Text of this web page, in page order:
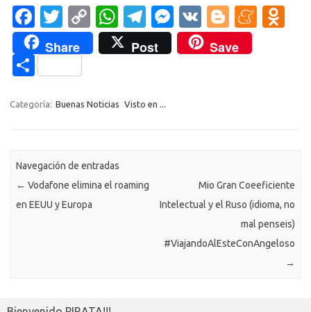
invierte en el registro y…
Fa
c
e
b
o
T
w
it
te
r
C
o
p
Li
W
h
at
A
T
el
e
a
M
es
se
V
K
Bl
o
g
M
i
Share Post Save
C
m
ti
r
Categoría: Buenas Noticias Visto en ...
Navegación de entradas
← Vodafone elimina el roaming
en EEUU y Europa
Mio Gran Coeeficiente
Intelectual y el Ruso (idioma, no
mal penseis)
#‎ViajandoAlEsteConAngeloso‬
→